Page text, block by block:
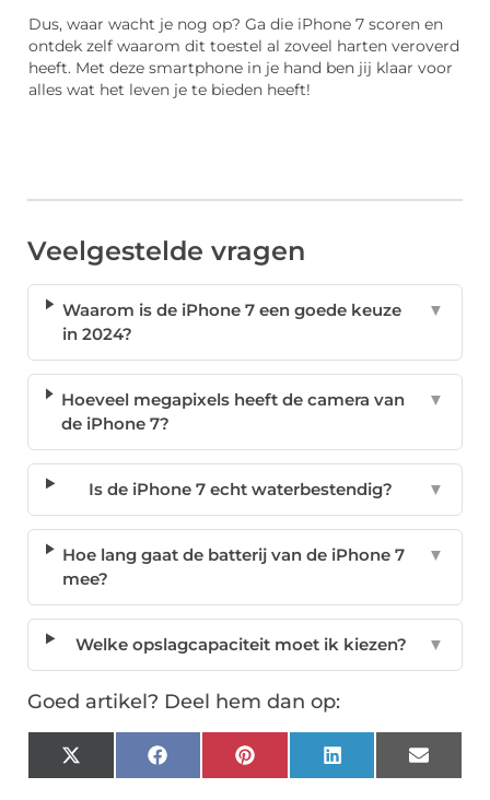
Dus, waar wacht je nog op? Ga die iPhone 7 scoren en
ontdek zelf waarom dit toestel al zoveel harten veroverd
heeft. Met deze smartphone in je hand ben jij klaar voor
alles wat het leven je te bieden heeft!
Veelgestelde vragen
Waarom is de iPhone 7 een goede keuze
in 2024?
▼
Hoeveel megapixels heeft de camera van
de iPhone 7?
▼
Is de iPhone 7 echt waterbestendig? ▼
Hoe lang gaat de batterij van de iPhone 7
mee?
▼
Welke opslagcapaciteit moet ik kiezen? ▼
Goed artikel? Deel hem dan op:
X
(Twitter)
FacebookPinterest LinkedIn Email